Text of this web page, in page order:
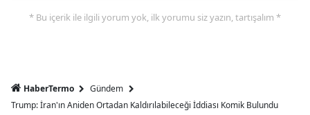
* Bu içerik ile ilgili yorum yok, ilk yorumu siz yazın, tartışalım *
HaberTermo
Gündem
Trump: İran'ın Aniden Ortadan Kaldırılabileceği İddiası Komik Bulundu